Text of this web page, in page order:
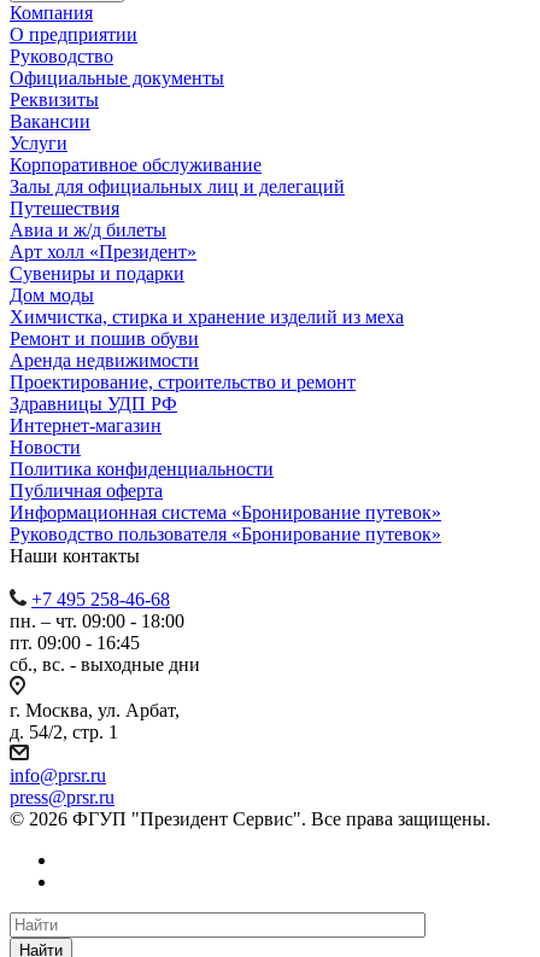
Компания
О предприятии
Руководство
Официальные документы
Реквизиты
Вакансии
Услуги
Корпоративное обслуживание
Залы для официальных лиц и делегаций
Путешествия
Авиа и ж/д билеты
Арт холл «Президент»
Сувениры и подарки
Дом моды
Химчистка, стирка и хранение изделий из меха
Ремонт и пошив обуви
Аренда недвижимости
Проектирование, строительство и ремонт
Здравницы УДП РФ
Интернет-магазин
Новости
Политика конфиденциальности
Публичная оферта
Информационная система «Бронирование путевок»
Руководство пользователя «Бронирование путевок»
Наши контакты
+7 495 258-46-68
пн. – чт. 09:00 - 18:00
пт. 09:00 - 16:45
сб., вс. - выходные дни
г. Москва, ул. Арбат,
д. 54/2, стр. 1
info@prsr.ru
press@prsr.ru
© 2026 ФГУП "Президент Сервис". Все права защищены.
Найти